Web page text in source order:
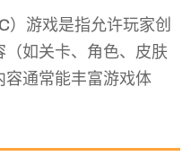
）游戏是指允许玩家创
（如关卡、角色、皮肤
通常能丰富游戏体